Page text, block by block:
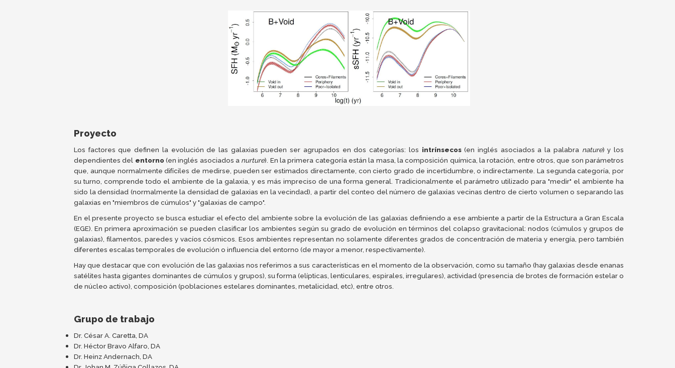
Proyecto
Los factores que definen la evolución de las galaxias pueden ser agrupados en dos categorías: los intrínsecos(en inglés asociados a la palabra nature) y los
dependientes del entorno(en inglés asociados a nurture). En la primera categoría están la masa, la composición química, la rotación, entre otros, que son parámetros
que, aunque normalmente difíciles de medirse, pueden ser estimados directamente, con cierto grado de incertidumbre, o indirectamente. La segunda categoría, por
su turno, comprende todo el ambiente de la galaxia, y es más impreciso de una forma general. Tradicionalmente el parámetro utilizado para "medir" el ambiente ha
sido la densidad (normalmente la densidad de galaxias en la vecindad), a partir del conteo del número de galaxias vecinas dentro de cierto volumen o separando las
galaxias en "miembros de cúmulos" y "galaxias de campo".
En el presente proyecto se busca estudiar el efecto del ambiente sobre la evolución de las galaxias definiendo a ese ambiente a partir de la Estructura a Gran Escala
(EGE). En primera aproximación se pueden clasificar los ambientes según su grado de evolución en términos del colapso gravitacional: nodos (cúmulos y grupos de
galaxias), filamentos, paredes y vacíos cósmicos. Esos ambientes representan no solamente diferentes grados de concentración de materia y energía, pero también
diferentes escalas temporales de evolución o influencia del entorno (de mayor a menor, respectivamente).
Hay que destacar que con evolución de las galaxias nos referimos a sus características en el momento de la observación, como su tamaño (hay galaxias desde enanas
satélites hasta gigantes dominantes de cúmulos y grupos), su forma (elípticas, lenticulares, espirales, irregulares), actividad (presencia de brotes de formación estelar o
de núcleo activo), composición (poblaciones estelares dominantes, metalicidad, etc), entre otros.
Grupo de trabajo
Dr. César A. Caretta, DA
Dr. Héctor Bravo Alfaro, DA
Dr. Heinz Andernach, DA